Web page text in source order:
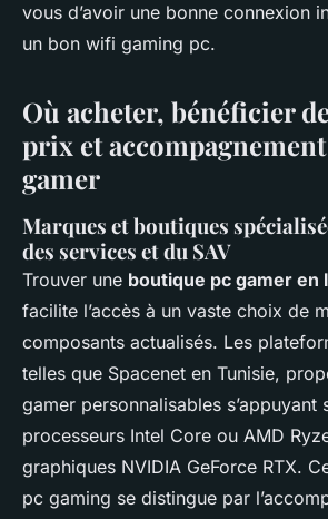
vous d’avoir une bonne connexion
un bon wifi gaming pc.
Où acheter, bénéficier
prix et
gamer
Marques et boutiques
des services et du SAV
Trouver une boutique pc gamer en
facilite l’accès à un vaste choix de
composants actualisés. Les
telles que Spacenet en Tunisie,
gamer personnalisables s’appuyant
processeurs Intel Core ou AMD
graphiques NVIDIA GeForce RTX.
pc gaming se distingue par